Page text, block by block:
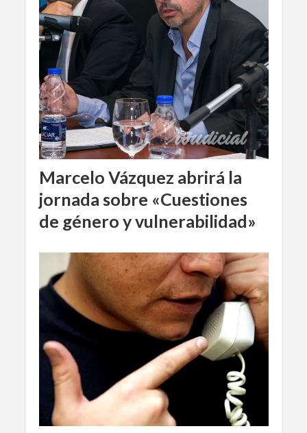
Marcelo Vázquez abrirá la
jornada sobre «Cuestiones
de género y vulnerabilidad»